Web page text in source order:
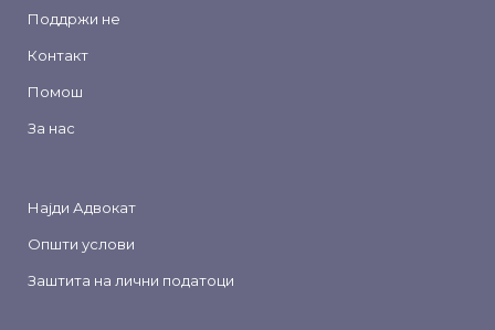
Поддржи не
Контакт
Помош
За нас
Најди Адвокат
Општи услови
Заштита на лични податоци